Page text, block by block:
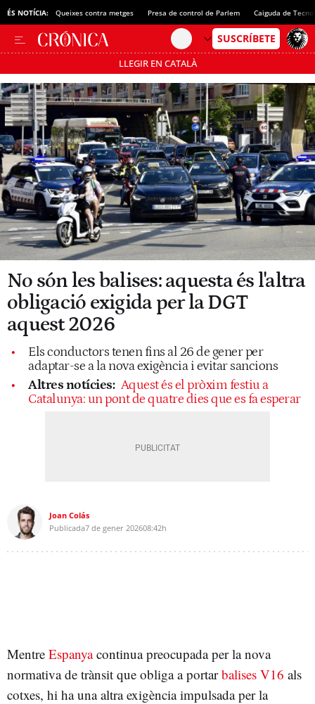
ÉS NOTÍCIA: Queixes contra metges Presa de control de Parlem Caiguda de
LLEGIR EN CATALÀ
Passa’t al mode estalvi
No són les balises: aquesta és l'altra
obligació exigida per la DGT
aquest 2026
Els conductors tenen fins al 26 de gener per
adaptar-se a la nova exigència i evitar sancions
Altres notícies: Aquest és el pròxim festiu a
Catalunya: un pont de quatre dies que es fa esperar
Joan Colás
Publicada7 de gener 202608:42h
Mentre Espanyacontinua preocupada per la nova
normativa de trànsit que obliga a portarbalises V16 als
cotxes, hi ha una altra exigència impulsada per la